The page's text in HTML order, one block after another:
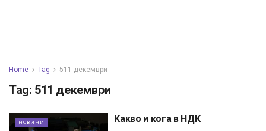
Home Tag 511 декември
Tag: 511 декември
НОВИНИ Какво и кога в НДК